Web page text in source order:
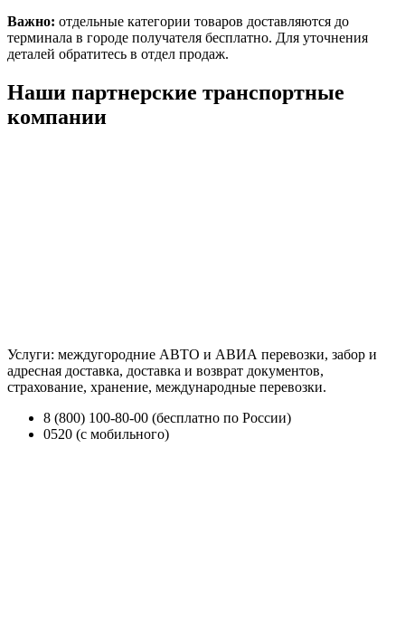
Важно: отдельные категории товаров доставляются до
терминала в городе получателя бесплатно. Для уточнения
деталей обратитесь в отдел продаж.
Наши партнерские транспортные
компании
Услуги: междугородние АВТО и АВИА перевозки, забор и
адресная доставка, доставка и возврат документов,
страхование, хранение, международные перевозки.
8 (800) 100-80-00 (бесплатно по России)
0520 (с мобильного)